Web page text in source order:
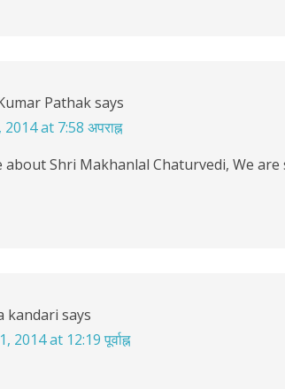
Pathak says
at 7:58 अपराह्न
about Shri Makhanlal Chaturvedi, We are
kandari says
2014 at 12:19 पूर्वाह्न